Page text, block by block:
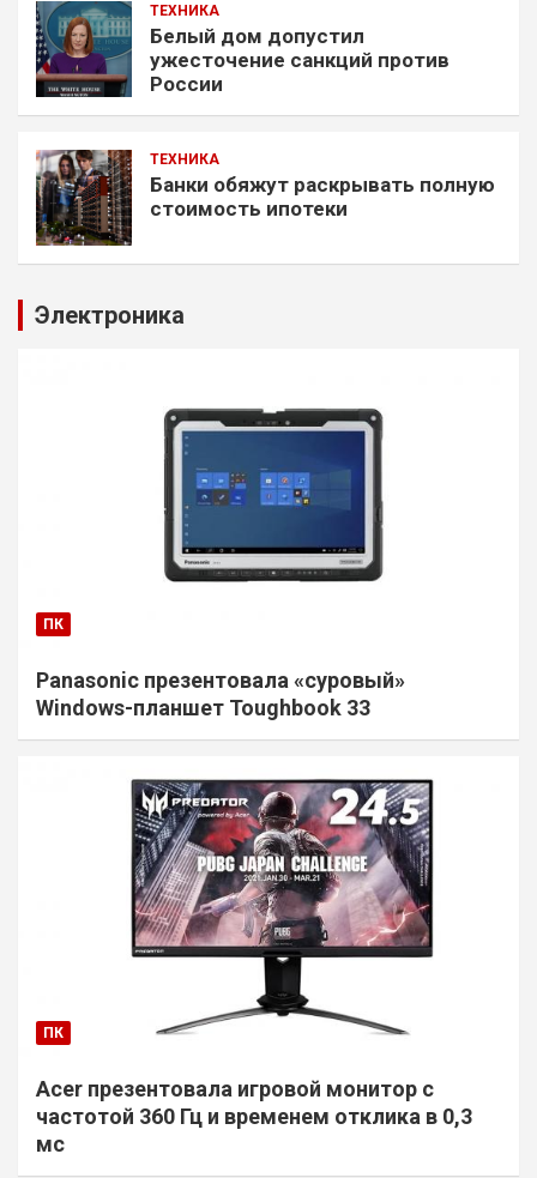
ТЕХНИКА
Белый дом допустил
ужесточение санкций против
России
ТЕХНИКА
Банки обяжут раскрывать полную
стоимость ипотеки
Электроника
ПК
Panasonic презентовала «суровый»
Windows-планшет Toughbook 33
ПК
Acer презентовала игровой монитор с
частотой 360 Гц и временем отклика в 0,3
мс